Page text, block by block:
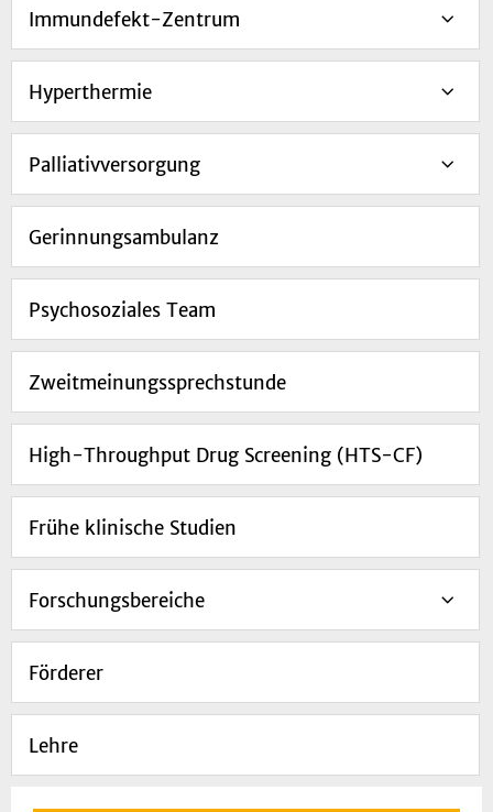
Immundefekt-Zentrum
Hyperthermie
Palliativversorgung
Gerinnungsambulanz
Psychosoziales Team
Zweitmeinungssprechstunde
High-Throughput Drug Screening (HTS-CF)
Frühe klinische Studien
Forschungsbereiche
Förderer
Lehre